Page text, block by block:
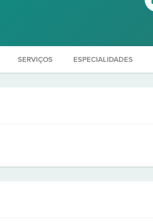
SERVIÇOS ESPECIALIDADES